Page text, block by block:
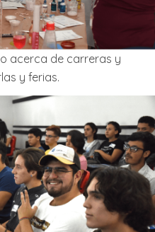
acerca de carreras y
y ferias.